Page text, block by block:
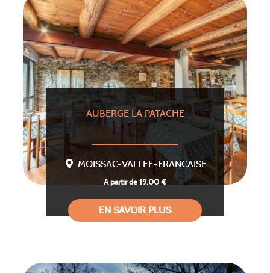
AUBERGE LA PATACHE
MOISSAC-VALLEE-FRANCAISE
A partir de 19,00 €
EN SAVOIR PLUS